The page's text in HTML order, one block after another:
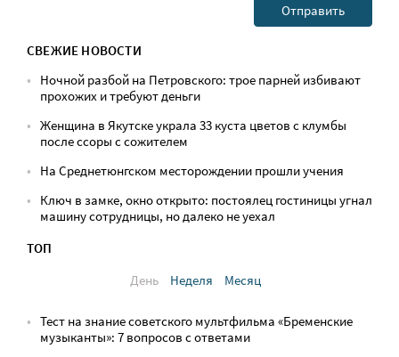
СВЕЖИЕ НОВОСТИ
Ночной разбой на Петровского: трое парней избивают
прохожих и требуют деньги
Женщина в Якутске украла 33 куста цветов с клумбы
после ссоры с сожителем
На Среднетюнгском месторождении прошли учения
Ключ в замке, окно открыто: постоялец гостиницы угнал
машину сотрудницы, но далеко не уехал
ТОП
День
Неделя Месяц
Тест на знание советского мультфильма «Бременские
музыканты»: 7 вопросов с ответами